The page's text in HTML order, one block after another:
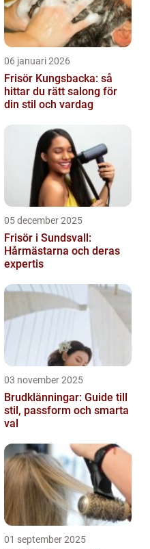
06 januari 2026
Frisör Kungsbacka: så
hittar du rätt salong för
din stil och vardag
05 december 2025
Frisör i Sundsvall:
Hårmästarna och deras
expertis
03 november 2025
Brudklänningar: Guide till
stil, passform och smarta
val
01 september 2025